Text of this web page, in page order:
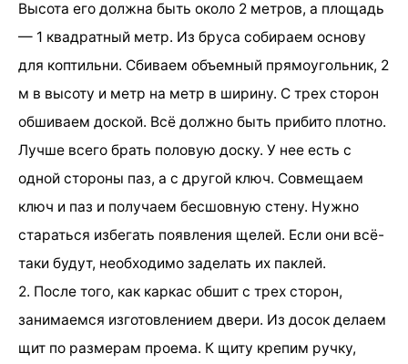
Высота его должна быть около 2 метров, а площадь
— 1 квадратный метр. Из бруса собираем основу
для коптильни. Сбиваем объемный прямоугольник, 2
м в высоту и метр на метр в ширину. С трех сторон
обшиваем доской. Всё должно быть прибито плотно.
Лучше всего брать половую доску. У нее есть с
одной стороны паз, а с другой ключ. Совмещаем
ключ и паз и получаем бесшовную стену. Нужно
стараться избегать появления щелей. Если они всё-
таки будут, необходимо заделать их паклей.
2. После того, как каркас обшит с трех сторон,
занимаемся изготовлением двери. Из досок делаем
щит по размерам проема. К щиту крепим ручку,